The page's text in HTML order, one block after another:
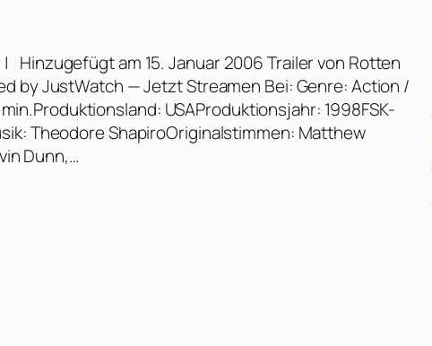
am 15. Januar 2006 Trailer von Rotten
by JustWatch — Jetzt Streamen Bei: Genre: Action /
USAProduktionsjahr: 1998FSK-
Theodore ShapiroOriginalstimmen: Matthew
Dunn,…